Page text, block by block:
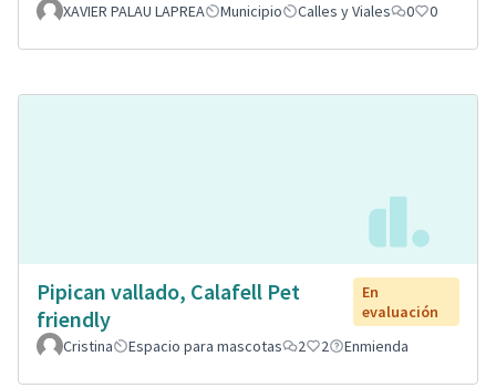
XAVIER PALAU LAPREA Municipio Calles y Viales 0 0
Pipican vallado, Calafell Pet
friendly
En
evaluación
Cristina
Espacio para mascotas 2 2 Enmienda